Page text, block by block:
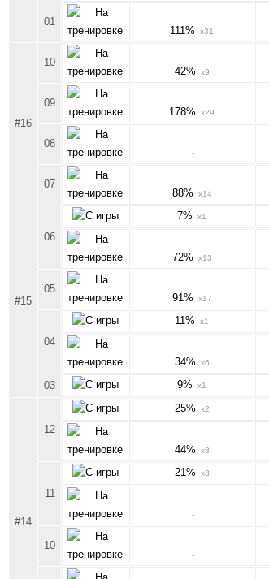
01
111% x31
#16
10
42% x9
09
178% x29
08
-
07
88% x14
#15
06
7% x1
72% x13
05
91% x17
04
11% x1
34% x6
03 9% x1
#14
12
25% x2
44% x8
11
21% x3
-
10
-